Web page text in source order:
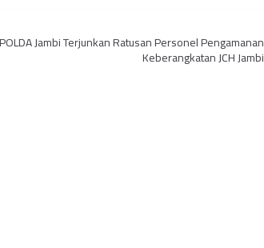
POLDA Jambi Terjunkan Ratusan Personel Pengamanan
Keberangkatan JCH Jambi